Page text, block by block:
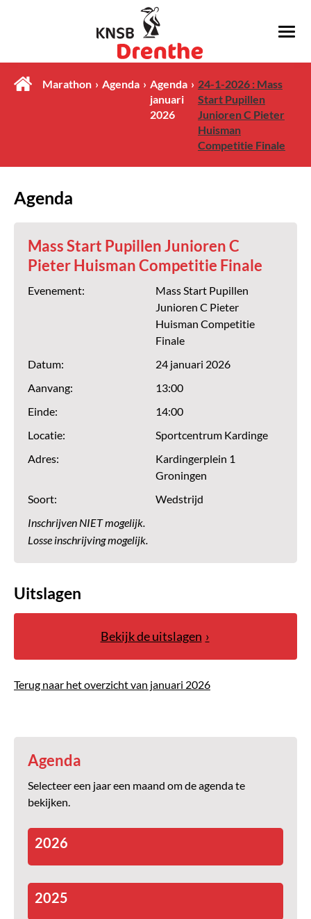
Marathon Agenda
Agenda
januari
2026
24-1-2026 : Mass
Start Pupillen
Junioren C Pieter
Huisman
Competitie Finale
Agenda
Mass Start Pupillen Junioren C
Pieter Huisman Competitie Finale
Evenement:
Mass Start Pupillen
Junioren C Pieter
Huisman Competitie
Finale
Datum:
24 januari 2026
Aanvang:
13:00
Einde:
14:00
Locatie:
Sportcentrum Kardinge
Adres:
Kardingerplein 1
Groningen
Soort:
Wedstrijd
Inschrijven NIET mogelijk.
Losse inschrijving mogelijk.
Uitslagen
Bekijk de uitslagen
Terug naar het overzicht van januari 2026
Agenda
Selecteer een jaar een maand om de agenda te
bekijken.
2026
2025